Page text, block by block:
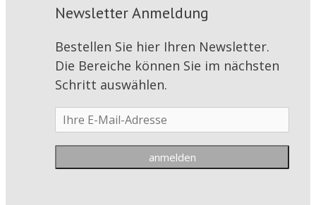
Newsletter Anmeldung
Bestellen Sie hier Ihren Newsletter.
Die Bereiche können Sie im nächsten
Schritt auswählen.